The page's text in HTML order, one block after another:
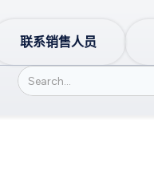
联系销售人员